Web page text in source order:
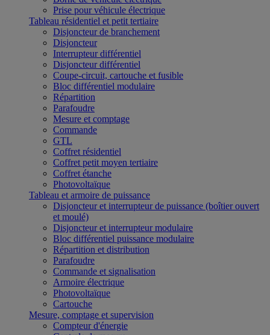
Prise pour véhicule électrique
Tableau résidentiel et petit tertiaire
Disjoncteur de branchement
Disjoncteur
Interrupteur différentiel
Disjoncteur différentiel
Coupe-circuit, cartouche et fusible
Bloc différentiel modulaire
Répartition
Parafoudre
Mesure et comptage
Commande
GTL
Coffret résidentiel
Coffret petit moyen tertiaire
Coffret étanche
Photovoltaïque
Tableau et armoire de puissance
Disjoncteur et interrupteur de puissance (boîtier ouvert
et moulé)
Disjoncteur et interrupteur modulaire
Bloc différentiel puissance modulaire
Répartition et distribution
Parafoudre
Commande et signalisation
Armoire électrique
Photovoltaïque
Cartouche
Mesure, comptage et supervision
Compteur d'énergie